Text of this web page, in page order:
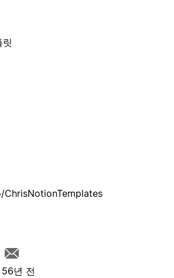
ChrisNotionTemplates
년 전